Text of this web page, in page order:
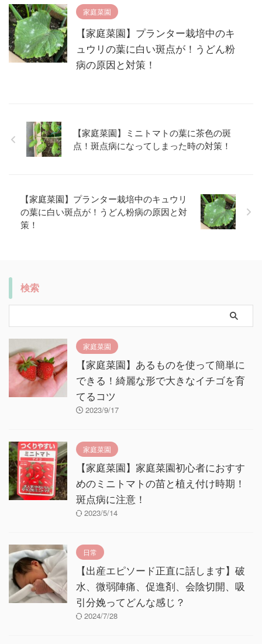
家庭菜園
【家庭菜園】プランター栽培中のキ
ュウリの葉に白い斑点が！うどん粉
病の原因と対策！
【家庭菜園】ミニトマトの葉に茶色の斑
点！斑点病になってしまった時の対策！
【家庭菜園】プランター栽培中のキュウリ
の葉に白い斑点が！うどん粉病の原因と対
策！
検索
家庭菜園
【家庭菜園】あるものを使って簡単に
できる！綺麗な形で大きなイチゴを育
てるコツ
2023/9/17
家庭菜園
【家庭菜園】家庭菜園初心者におすす
めのミニトマトの苗と植え付け時期！
斑点病に注意！
2023/5/14
日常
【出産エピソード正直に話します】破
水、微弱陣痛、促進剤、会陰切開、吸
引分娩ってどんな感じ？
2024/7/28